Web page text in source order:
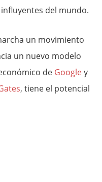
del mundo.
un movimiento
un nuevo modelo
de Googley
, tiene el potencial